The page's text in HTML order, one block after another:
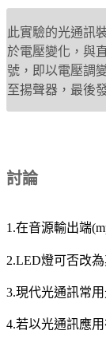
此實驗的光通訊
於電壓變化，與
號，即以電壓調
至揚聲器，最後
討論
1.在音源輸出端
2.LED燈可否改
3.現代光通訊常
4.若以光通訊應